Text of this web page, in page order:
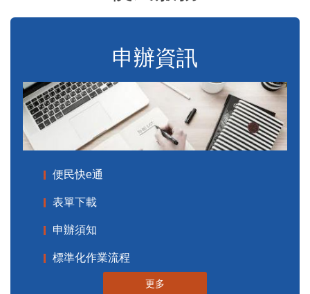
申辦資訊
便民快e通
表單下載
申辦須知
標準化作業流程
更多